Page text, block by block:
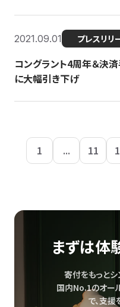
2021.09.01 プレスリリ
コングラント4周年＆決
に大幅引き下げ
1 ... 11
まずは体
寄付をもっとシ
国内No.1のオー
で、支援